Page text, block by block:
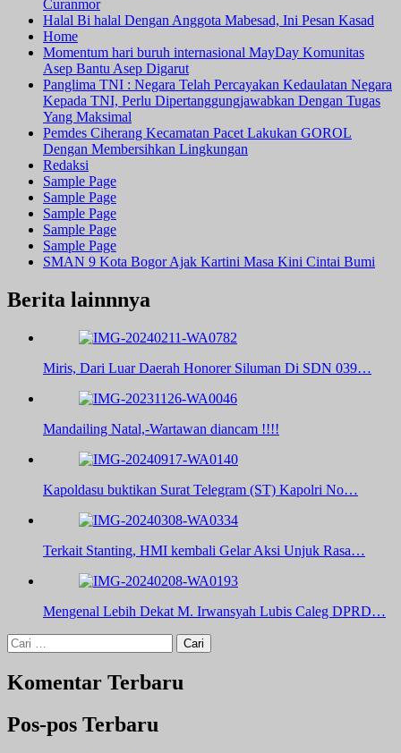
Curanmor
Halal Bi halal Dengan Anggota Mabesad, Ini Pesan Kasad
Home
Momentum hari buruh internasional MayDay Komunitas
Asep Bantu Asep Digarut
Panglima TNI : Negara Telah Percayakan Kedaulatan Negara
Kepada TNI, Perlu Dipertanggungjawabkan Dengan Tugas
Yang Maksimal
Pemdes Ciherang Kecamatan Pacet Lakukan GOROL
Dengan Membersihkan Lingkungan
Redaksi
Sample Page
Sample Page
Sample Page
Sample Page
Sample Page
SMAN 9 Kota Bogor Ajak Kartini Masa Kini Cintai Bumi
Berita lainnnya
Miris, Dari Luar Daerah Honorer Siluman Di SDN 039…
Mandailing Natal,-Wartawan diancam !!!!
Kapoldasu buktikan Surat Telegram (ST) Kapolri No…
Terkait Stanting, HMI kembali Gelar Aksi Unjuk Rasa…
Mengenal Lebih Dekat M. Irwansyah Lubis Caleg DPRD…
Cari
untuk:
Komentar Terbaru
Pos-pos Terbaru